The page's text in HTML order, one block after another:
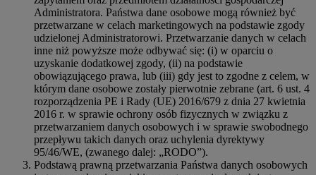
Administratora. Państwa dane osobowe mogą również być
przetwarzane w celach marketingowych na podstawie zgody
udzielonej Administratorowi. Przetwarzanie danych w celach
inne niż powyższe może odbywać się: (i) w oparciu o
uzyskanie dodatkowej zgody, (ii) na podstawie
obowiązującego prawa, lub (iii) gdy jest to zgodne z celem, w
którym dane osobowe zostały pierwotnie zebrane (art. 6 ust. 4
rozporządzenia PE i Rady (UE) 2016/679 z dnia 27 kwietnia
2016 r. w sprawie ochrony osób fizycznych w związku z
przetwarzaniem danych osobowych i w sprawie swobodnego
przepływu takich danych oraz uchylenia dyrektywy
95/46/WE, (zwanego dalej: „RODO”).
Podstawą prawną przetwarzania Państwa danych osobowych